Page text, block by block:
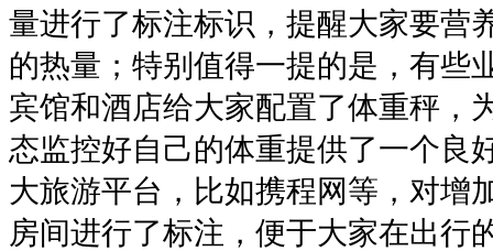
量进行了标注标识，提醒大家要营
的热量；特别值得一提的是，有些
宾馆和酒店给大家配置了体重秤，
态监控好自己的体重提供了一个良
大旅游平台，比如携程网等，对增
房间进行了标注，便于大家在出行